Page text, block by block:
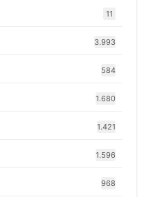
11
3.993
584
1.680
1.421
1.596
968